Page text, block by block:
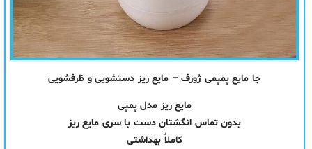
جا مایع پمپمی ژوزف – مایع ریز دستشویی و ظرفشویی
مایع ریز مدل پمپی
بدون تماس انگشتان دست با سری مایع ریز
کاملاٌ بهداشتی